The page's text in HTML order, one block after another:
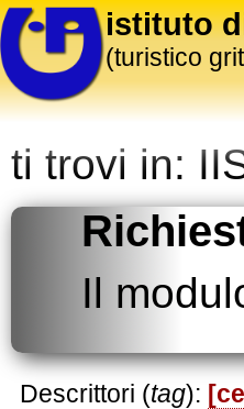
istituto
(turistico
ti trovi in:
Il
Descrittori (tag):